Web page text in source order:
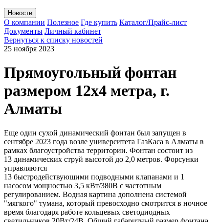
Новости
О компании Полезное Где купить Каталог/Прайс-лист
Документы Личный кабинет
Вернуться к списку новостей
25 ноября 2023
Прямоугольный фонтан
размером 12х4 метра, г.
Алматы
Еще один сухой динамический фонтан был запущен в
сентябре 2023 года возле университета ГазКаса в Алматы в
рамках благоустройства территории. Фонтан состоит из
13 динамических струй высотой до 2,0 метров. Форсунки
управляются
13 быстродействующими подводными клапанами и 1
насосом мощностью 3,5 кВт/380В с частотным
регулированием. Водная картина дополнена системой
"мягкого" тумана, который превосходно смотрится в ночное
время благодаря работе кольцевых светодиодных